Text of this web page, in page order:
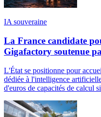
IA souveraine
La France candidate
Gigafactory soutenue
L'État se positionne pour
dédiée à l'intelligence
d'euros de capacités de calcul